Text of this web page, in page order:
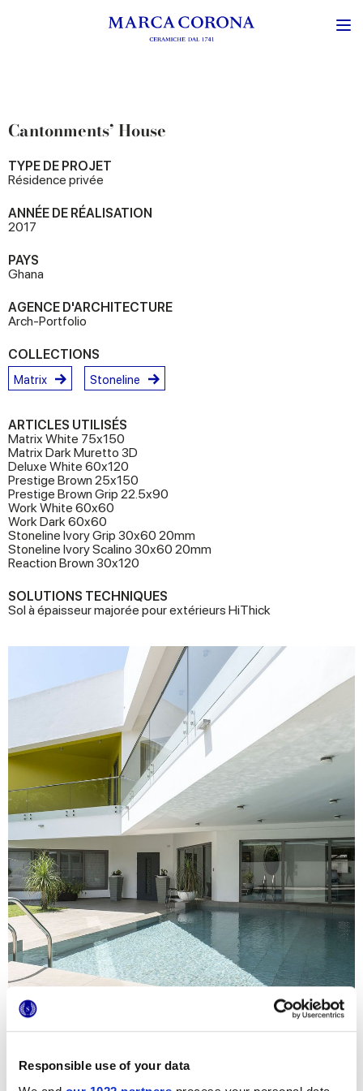
Responsible use of your data
Cantonments’ House
TYPE DE PROJET
Résidence privée
ANNÉE DE RÉALISATION
2017
PAYS
Ghana
AGENCE D'ARCHITECTURE
Arch-Portfolio
COLLECTIONS
Matrix Stoneline
ARTICLES UTILISÉS
Matrix White 75x150
Matrix Dark Muretto 3D
Deluxe White 60x120
Prestige Brown 25x150
Prestige Brown Grip 22.5x90
Work White 60x60
Work Dark 60x60
Stoneline Ivory Grip 30x60 20mm
Stoneline Ivory Scalino 30x60 20mm
Reaction Brown 30x120
SOLUTIONS TECHNIQUES
Sol à épaisseur majorée pour extérieurs HiThick